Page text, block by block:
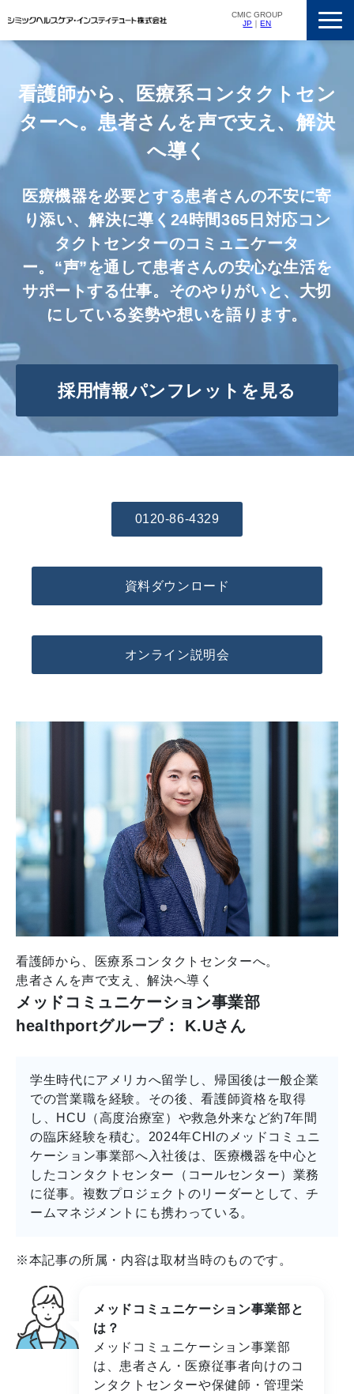
CMIC GROUP
JP ｜EN
私たちの強み
支援実績
ニュースリリース
採用情報
看護師から、医療系コンタクトセン
ターへ。患者さんを声で支え、解決
へ導く
医療機器を必要とする患者さんの不安に寄
り添い、解決に導く24時間365日対応コン
タクトセンターのコミュニケータ
ー。“声”を通して患者さんの安心な生活を
サポートする仕事。そのやりがいと、大切
にしている姿勢や想いを語ります。
採用情報パンフレットを見る
0120-86-4329
資料ダウンロード
オンライン説明会
看護師から、医療系コンタクトセンターへ。
患者さんを声で支え、解決へ導く
メッドコミュニケーション事業部
healthportグループ： K.Uさん
学生時代にアメリカへ留学し、帰国後は一般企業
での営業職を経験。その後、看護師資格を取得
し、HCU（高度治療室）や救急外来など約7年間
の臨床経験を積む。2024年CHIのメッドコミュニ
ケーション事業部へ入社後は、医療機器を中心と
したコンタクトセンター（コールセンター）業務
に従事。複数プロジェクトのリーダーとして、チ
ームマネジメントにも携わっている。
※本記事の所属・内容は取材当時のものです。
メッドコミュニケーション事業部と
は？
メッドコミュニケーション事業部
は、患者さん・医療従事者向けのコ
ンタクトセンターや保健師・管理栄